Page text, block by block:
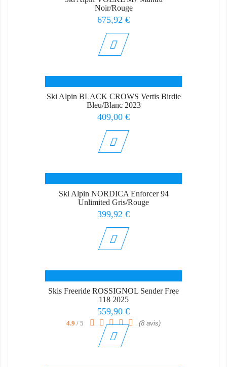
Noir/Rouge
Prix
675,92 €
Ski Alpin BLACK CROWS Vertis Birdie
Bleu/Blanc 2023
Prix
409,00 €
Ski Alpin NORDICA Enforcer 94
Unlimited Gris/Rouge
Prix
399,92 €
Skis Freeride ROSSIGNOL Sender Free
118 2025
Prix
559,90 €
4.9 / 5 (8 avis)